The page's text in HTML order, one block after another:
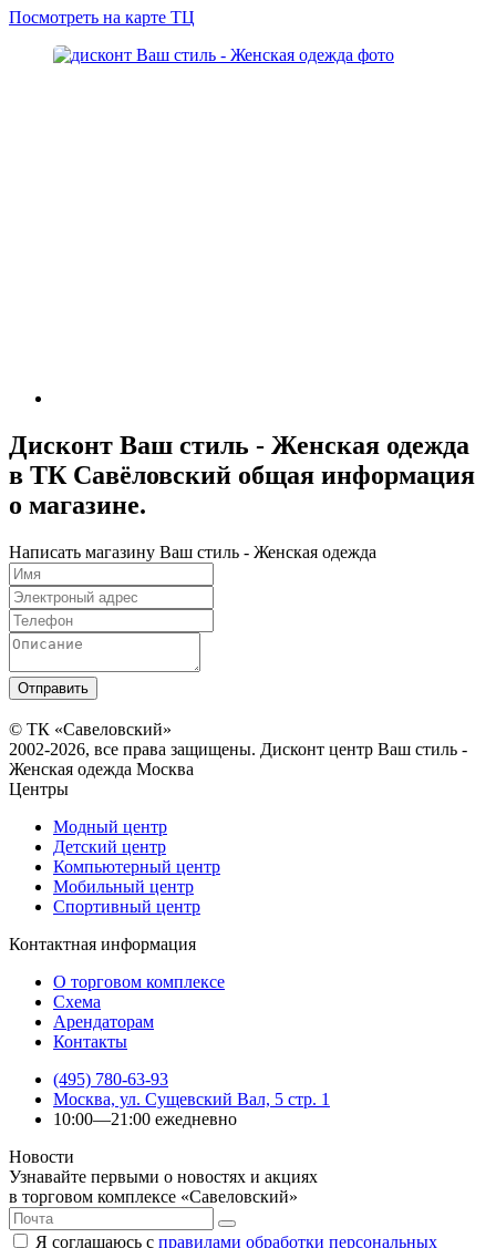
Посмотреть на карте ТЦ
Дисконт Ваш стиль - Женская одежда
в ТК Савёловский общая информация
о магазине.
Написать магазину Ваш стиль - Женская одежда
© ТК «Савеловский»
2002-2026, все права защищены. Дисконт центр Ваш стиль -
Женская одежда Москва
Центры
Модный центр
Детский центр
Компьютерный центр
Мобильный центр
Спортивный центр
Контактная информация
О торговом комплексе
Схема
Арендаторам
Контакты
(495) 780-63-93
Москва, ул. Сущевский Вал, 5 стр. 1
10:00—21:00 ежедневно
Новости
Узнавайте первыми о новостях и акциях
в торговом комплексе «Савеловский»
Я соглашаюсь с правилами обработки персональных